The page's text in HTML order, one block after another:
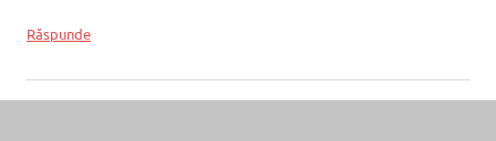
Răspunde